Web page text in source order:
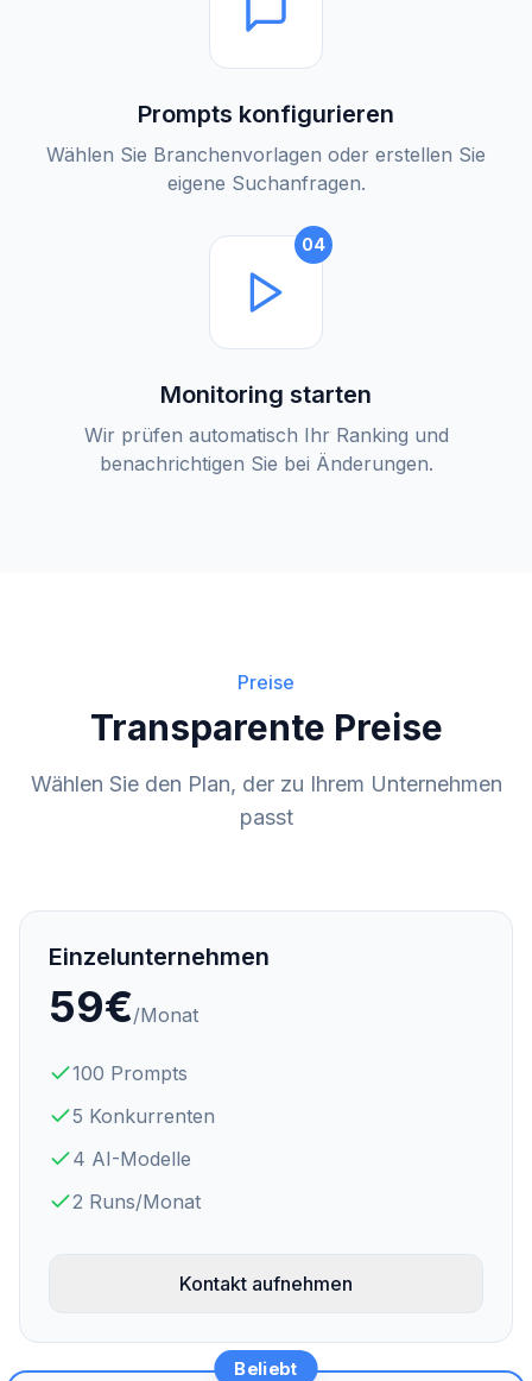
Prompts konfigurieren
Wählen Sie Branchenvorlagen oder erstellen Sie
eigene Suchanfragen.
04
Monitoring starten
Wir prüfen automatisch Ihr Ranking und
benachrichtigen Sie bei Änderungen.
Preise
Transparente Preise
Wählen Sie den Plan, der zu Ihrem Unternehmen
passt
Einzelunternehmen
59€/Monat
100 Prompts
5 Konkurrenten
4 AI-Modelle
2 Runs/Monat
Kontakt aufnehmen
Beliebt